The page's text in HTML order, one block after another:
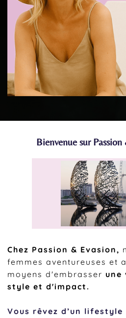
Bienvenue sur
Chez Passion & Evasion,
femmes aventureuses et
moyens d'embrasser une
style et d'impact.
Vous rêvez d’un lifestyle